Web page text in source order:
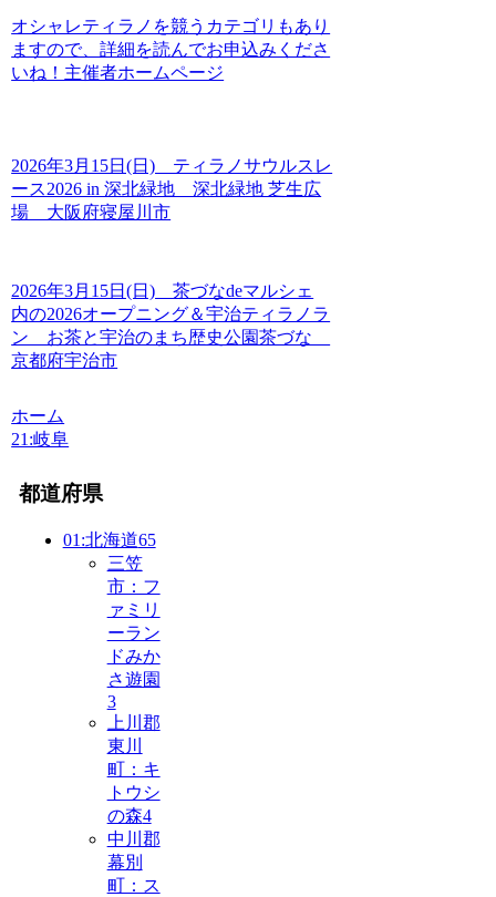
オシャレティラノを競うカテゴリもあり
ますので、詳細を読んでお申込みくださ
いね！ 主催者ホームページ
2026年3月15日(日) ティラノサウルスレ
ース2026 in 深北緑地 深北緑地 芝生広
場 大阪府寝屋川市
2026年3月15日(日) 茶づなdeマルシェ
内の2026オープニング＆宇治ティラノラ
ン お茶と宇治のまち歴史公園茶づな
京都府宇治市
ホーム
21:岐阜
都道府県
01:北海道65
三笠
市：フ
ァミリ
ーラン
ドみか
さ遊園
3
上川郡
東川
町：キ
トウシ
の森4
中川郡
幕別
町：ス